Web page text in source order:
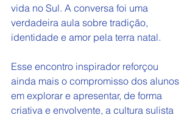
vida no Sul. A conversa foi uma
verdadeira aula sobre tradição,
identidade e amor pela terra natal.
Esse encontro inspirador reforçou
ainda mais o compromisso dos alunos
em explorar e apresentar, de forma
criativa e envolvente, a cultura sulista